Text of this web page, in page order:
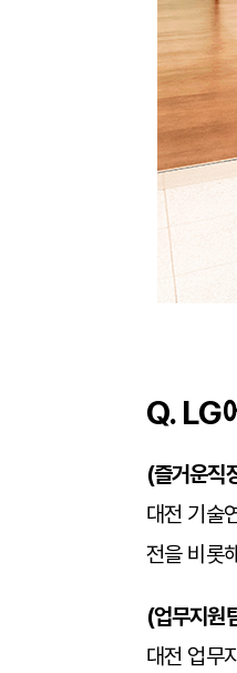
Q. LG
(즐거운직
대전 기술
전을 비롯
(업무지원
대전 업무